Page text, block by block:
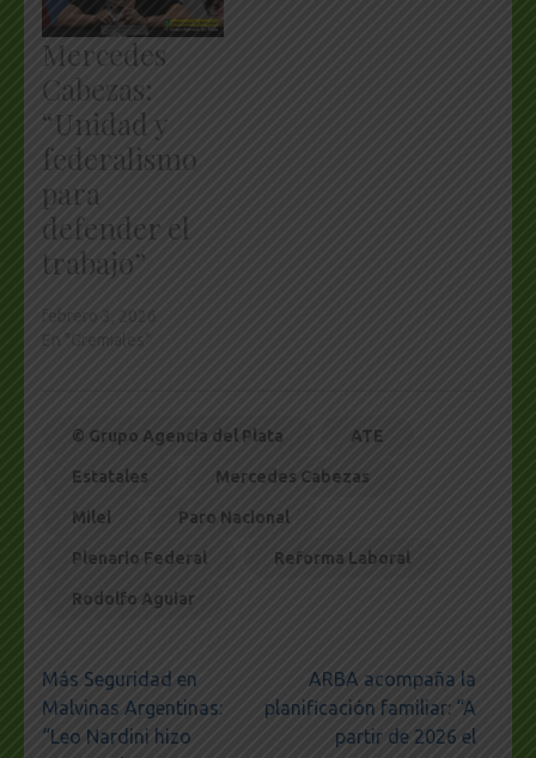
Mercedes
Cabezas:
“Unidad y
federalismo
para
defender el
trabajo”
© Grupo Agencia del Plata ATE
Estatales Mercedes Cabezas
Milei Paro Nacional
Plenario Federal Reforma Laboral
Rodolfo Aguiar
Navegación
de
entradas
Más Seguridad en
Malvinas Argentinas:
“Leo Nardini hizo
ARBA acompaña la
planificación familiar: “A
partir de 2026 el